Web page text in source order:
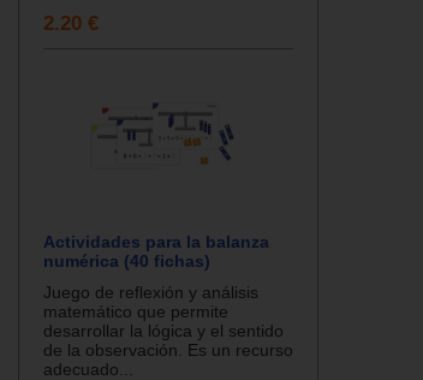
2.20 €
Actividades para la balanza
numérica (40 fichas)
Juego de reflexión y análisis
matemático que permite
desarrollar la lógica y el sentido
de la observación. Es un recurso
adecuado...